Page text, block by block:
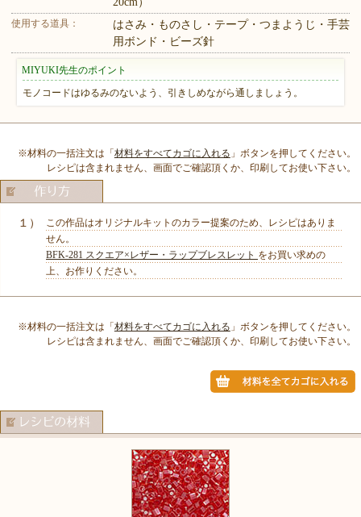
使用する道具：
はさみ・ものさし・テープ・つまようじ・手芸
用ボンド・ビーズ針
MIYUKI先生のポイント
モノコードはゆるみのないよう、引きしめながら通しましょう。
※材料の一括注文は「材料をすべてカゴに入れる 」ボタンを押してください。
レシピは含まれません、画面でご確認頂くか、印刷してお使い下さい。
１）
この作品はオリジナルキットのカラー提案のため、レシピはありま
せん。
BFK-281 スクエア×レザー・ラップブレスレット をお買い求めの
上、お作りください。
※材料の一括注文は「材料をすべてカゴに入れる 」ボタンを押してください。
レシピは含まれません、画面でご確認頂くか、印刷してお使い下さい。